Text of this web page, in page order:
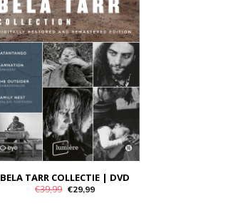
BELA TARR COLLECTIE | DVD
€39,99 €29,99